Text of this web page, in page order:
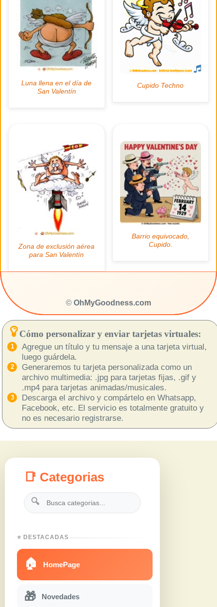
© OhMyGoodness.com
Cómo personalizar y enviar tarjetas virtuales:
Agregue un título y tu mensaje a una tarjeta virtual,
luego guárdela.
Generaremos tu tarjeta personalizada como un
archivo multimedia: .jpg para tarjetas fijas, .gif y
.mp4 para tarjetas animadas/musicales.
Descarga el archivo y compártelo en Whatsapp,
Facebook, etc. El servicio es totalmente gratuito y
no es necesario registrarse.
📑 Categorias
🔍
⭐ DESTACADAS
🏠 HomePage
🎁 Novedades